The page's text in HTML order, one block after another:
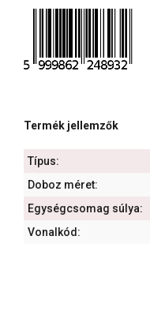
Termék jellemzők
Típus:
Doboz méret:
Egységcsomag súlya:
Vonalkód: